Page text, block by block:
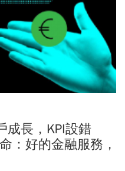
，並追償因違約所產生之債務
易法，在集中交易市場委託
割，足以影響市場秩序者，
科新臺幣 1000 萬元以上 2 億
信機構可透過金融聯合徵信
面影響，未來要申請車貸、
成長，KPI設錯
：好的金融服務，